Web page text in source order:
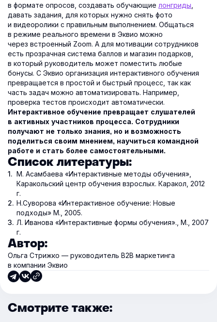
в формате опросов, создавать обучающие лонгриды
давать задания, для которых нужно снять фото
и видеоролики с правильным выполнением. Общаться
в режиме реального времени в Эквио можно
через встроенный Zoom. А для мотивации сотрудников
есть прозрачная система баллов и магазин подарков,
в который руководитель может поместить любые
бонусы. С Эквио организация интерактивного обучения
превращается в простой и быстрый процесс, так как
часть задач можно автоматизировать. Например,
проверка тестов происходит автоматически.
Интерактивное обучение превращает слушателей
в активных участников процесса. Сотрудники
получают не только знания, но и возможность
поделиться своим мнением, научиться командной
работе и стать более самостоятельными.
Список литературы:
М. Асамбаева «Интерактивные методы обучения»,
Каракольский центр обучения взрослых. Каракол, 2012
г.
Н.Суворова «Интерактивное обучение: Новые
подходы» М., 2005.
Л. Иванова «Интерактивные формы обучения»., М., 2007
г.
Автор:
Ольга Стрижко — руководитель В2В маркетинга
в компании Эквио
Смотрите также: